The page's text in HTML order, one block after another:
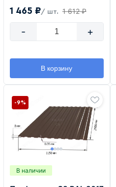
1 465 ₽/ шт. 1 612 ₽
- +
В корзину
В наличии
-9%